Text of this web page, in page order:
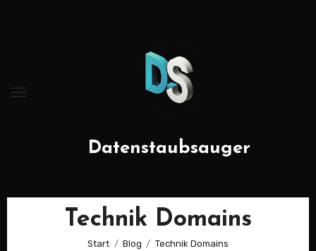
Datenstaubsauger
Technik Domains
Start Blog Technik Domains